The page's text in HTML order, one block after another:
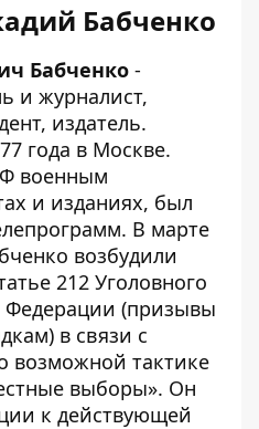
Бабченко
Бабченко -
и журналист,
издатель.
года в Москве.
военным
и изданиях, был
В марте
возбудили
212 Уголовного
Федерации (призывы
в связи с
возможной тактике
выборы». Он
к действующей